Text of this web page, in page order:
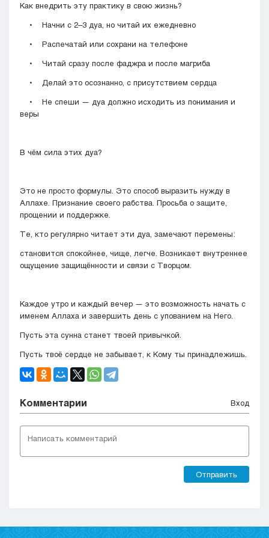
Как внедрить эту практику в свою жизнь?
• Начни с 2–3 дуа, но читай их ежедневно
• Распечатай или сохрани на телефоне
• Читай сразу после фаджра и после магриба
• Делай это осознанно, с присутствием сердца
• Не спеши — дуа должно исходить из понимания и
веры
В чём сила этих дуа?
Это не просто формулы. Это способ выразить нужду в
Аллахе. Признание своего рабства. Просьба о защите,
прощении и поддержке.
Те, кто регулярно читает эти дуа, замечают перемены:
становится спокойнее, чище, легче. Возникает внутреннее
ощущение защищённости и связи с Творцом.
Каждое утро и каждый вечер — это возможность начать с
именем Аллаха и завершить день с упованием на Него.
Пусть эта сунна станет твоей привычкой.
Пусть твоё сердце не забывает, к Кому ты принадлежишь.
Комментарии Вход
Отправить